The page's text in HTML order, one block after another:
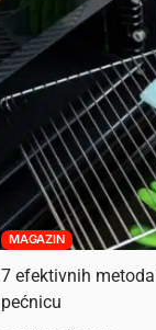
MAGAZIN
7 efektivnih
pećnicu